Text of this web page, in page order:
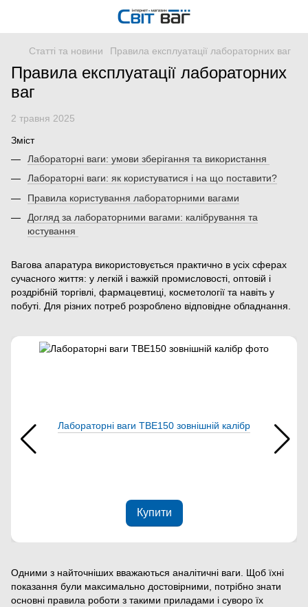
Статті та новини Правила експлуатації лабораторних ваг
Правила експлуатації лабораторних
ваг
2 травня 2025
Зміст
Лабораторні ваги: умови зберігання та використання
Лабораторні ваги: як користуватися і на що поставити?
Правила користування лабораторними вагами
Догляд за лабораторними вагами: калібрування та
юстування
Вагова апаратура використовується практично в усіх сферах
сучасного життя: у легкій і важкій промисловості, оптовій і
роздрібній торгівлі, фармацевтиці, косметології та навіть у
побуті. Для різних потреб розроблено відповідне обладнання.
Лабораторні ваги ТВЕ150 зовнішній калібр
Купити
Одними з найточніших вважаються аналітичні ваги. Щоб їхні
показання були максимально достовірними, потрібно знати
основні правила роботи з такими приладами і суворо їх